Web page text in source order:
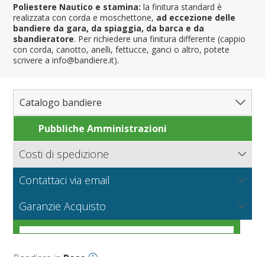
Poliestere Nautico e stamina: la finitura standard è
realizzata con corda e moschettone, ad eccezione delle
bandiere da gara, da spiaggia, da barca e da
sbandieratore. Per richiedere una finitura differente (cappio
con corda, canotto, anelli, fettucce, ganci o altro, potete
scrivere a info@bandiere.it).
Catalogo bandiere
Bandiere del Mondo
Nord America
Sud America
Asia
Regioni e Stati
Regioni italiane
Francesi
Contee e Province
Province Italiane
Province Spagnole
Città Italiane
Città spagnole
Nautiche e Spiaggia
Militari e Mercantili
Corse automobilistiche
Pubbliche Amministrazioni
Costi di spedizione
Bandiere.it calcola le spese di spedizione in base al peso
della merce, il tipo di pagamento e la modalità di
VEDI
Contattaci via email
preventivo per grandi quantità o produzioni particolari.
VEDI
Garanzie Acquisto
Condizioni generali di vendita online
I tessuti per bandiere